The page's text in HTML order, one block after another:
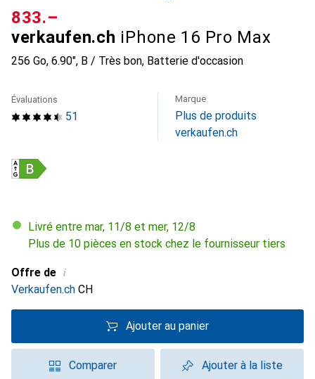
verkaufen.ch iPhone 16 Pro Max
256 Go, 6.90", B / Très bon, Batterie d'occasion
CHF
833.–
51
Évaluations Marque
Plus de produits
verkaufen.ch
Livré entre mar, 11/8 et mer, 12/8
Plus de 10 pièces en stock chez le fournisseur tiers
Offre de i
Verkaufen.ch CH
Ajouter au panier
Comparer Ajouter à la liste